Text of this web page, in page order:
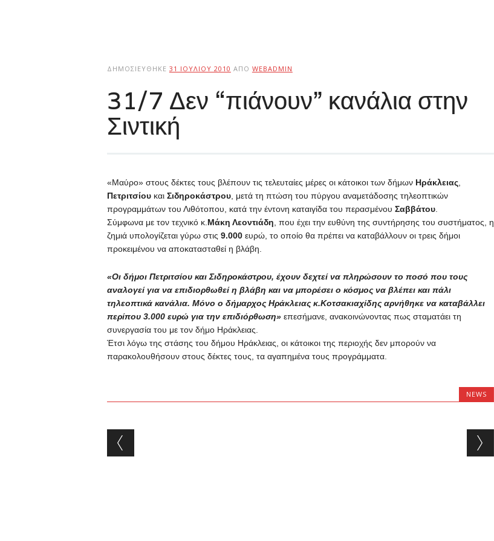
ΔΗΜΟΣΙΕΎΘΗΚΕ 31 ΙΟΥΛΊΟΥ 2010 ΑΠΌ WEBADMIN
31/7 Δεν “πιάνουν” κανάλια στην
Σιντική
«Μαύρο» στους δέκτες τους βλέπουν τις τελευταίες μέρες οι κάτοικοι των δήμων Ηράκλειας,
Πετριτσίου καιΣιδηροκάστρου, μετά τη πτώση του πύργου αναμετάδοσης τηλεοπτικών
προγραμμάτων του Λιθότοπου, κατά την έντονη καταιγίδα του περασμένου Σαββάτου.
Σύμφωνα με τον τεχνικό κ. Μάκη Λεοντιάδη , που έχει την ευθύνη της συντήρησης του συστήματος, η
ζημιά υπολογίζεται γύρω στις 9.000ευρώ, το οποίο θα πρέπει να καταβάλλουν οι τρεις δήμοι
προκειμένου να αποκατασταθεί η βλάβη.
«Οι δήμοι Πετριτσίου και Σιδηροκάστρου, έχουν δεχτεί να πληρώσουν το ποσό που τους
αναλογεί για να επιδιορθωθεί η βλάβη και να μπορέσει ο κόσμος να βλέπει και πάλι
τηλεοπτικά κανάλια. Μόνο ο δήμαρχος Ηράκλειας κ.Κοτσακιαχίδης αρνήθηκε να καταβάλλει
περίπου 3.000 ευρώ για την επιδιόρθωση»επεσήμανε, ανακοινώνοντας πως σταματάει τη
συνεργασία του με τον δήμο Ηράκλειας.
Έτσι λόγω της στάσης του δήμου Ηράκλειας, οι κάτοικοι της περιοχής δεν μπορούν να
παρακολουθήσουν στους δέκτες τους, τα αγαπημένα τους προγράμματα.
NEWS
Post navigation